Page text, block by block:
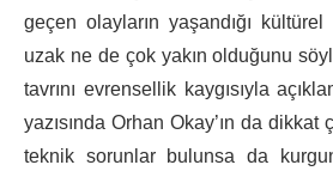
geçen olayların yaşandığı
uzak ne de çok yakın olduğunu
tavrını evrensellik kaygısıyla
yazısında Orhan Okay’ın da
teknik sorunlar bulunsa da